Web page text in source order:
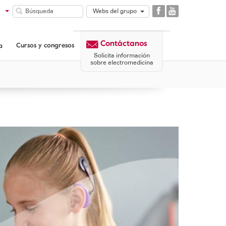
Webs del grupo
COMUNIDAD
GAES
CORPORATIVA
Cursos y congresos Contáctanos
Solicita información
sobre electromedicina